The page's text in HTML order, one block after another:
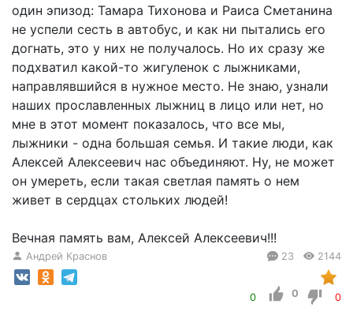
один эпизод: Тамара Тихонова и Раиса Сметанина
не успели сесть в автобус, и как ни пытались его
догнать, это у них не получалось. Но их сразу же
подхватил какой-то жигуленок с лыжниками,
направлявшийся в нужное место. Не знаю, узнали
наших прославленных лыжниц в лицо или нет, но
мне в этот момент показалось, что все мы,
лыжники - одна большая семья. И такие люди, как
Алексей Алексеевич нас объединяют. Ну, не может
он умереть, если такая светлая память о нем
живет в сердцах стольких людей!
Вечная память вам, Алексей Алексеевич!!!
Андрей Краснов 23 2144
0 0 0